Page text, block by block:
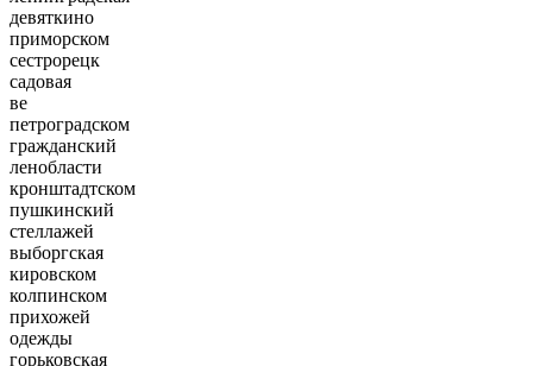
девяткино
приморском
сестрорецк
садовая
ве
петроградском
гражданский
ленобласти
кронштадтском
пушкинский
стеллажей
выборгская
кировском
колпинском
прихожей
одежды
горьковская